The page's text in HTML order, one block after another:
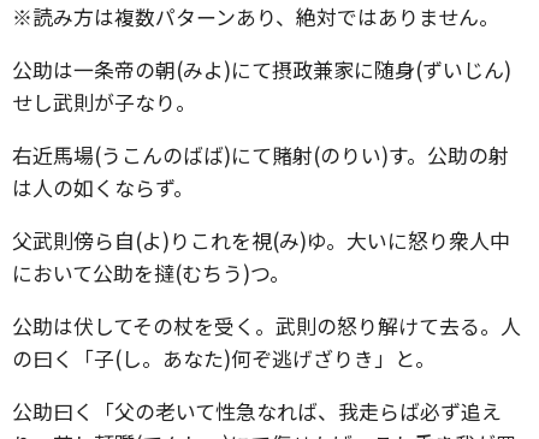
※読み方は複数パターンあり、絶対ではありません。
公助は一条帝の朝(みよ)にて摂政兼家に随身(ずいじん)
せし武則が子なり。
右近馬場(うこんのばば)にて賭射(のりい)す。公助の射
は人の如くならず。
父武則傍ら自(よ)りこれを視(み)ゆ。大いに怒り衆人中
において公助を撻(むちう)つ。
公助は伏してその杖を受く。武則の怒り解けて去る。人
の曰く「子(し。あなた)何ぞ逃げざりき」と。
公助曰く「父の老いて性急なれば、我走らば必ず追え